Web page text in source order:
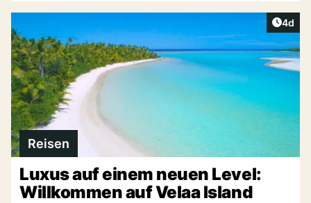
4d
Reisen
Luxus auf einem neuen Level:
Willkommen auf Velaa Island